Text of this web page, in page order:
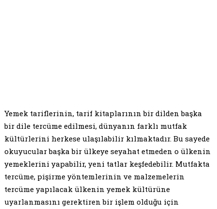
Yemek tariflerinin, tarif kitaplarının bir dilden başka
bir dile tercüme edilmesi, dünyanın farklı mutfak
kültürlerini herkese ulaşılabilir kılmaktadır. Bu sayede
okuyucular başka bir ülkeye seyahat etmeden o ülkenin
yemeklerini yapabilir, yeni tatlar keşfedebilir. Mutfakta
tercüme, pişirme yöntemlerinin ve malzemelerin
tercüme yapılacak ülkenin yemek kültürüne
uyarlanmasını gerektiren bir işlem olduğu için